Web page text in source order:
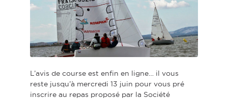
L’avis de course est enfin en ligne… il vous
reste jusqu’à mercredi 13 juin pour vous pré
inscrire au repas proposé par la Société